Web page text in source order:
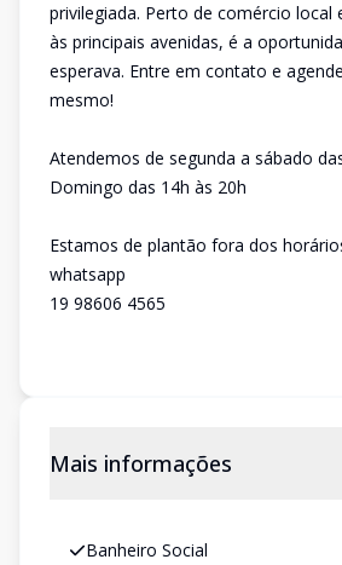
privilegiada. Perto de comércio local
às principais avenidas, é a
esperava. Entre em contato e
mesmo!
Atendemos de segunda a sábado
Domingo das 14h às 20h
Estamos de plantão fora dos
whatsapp
19 98606 4565
Mais informações
Banheiro Social